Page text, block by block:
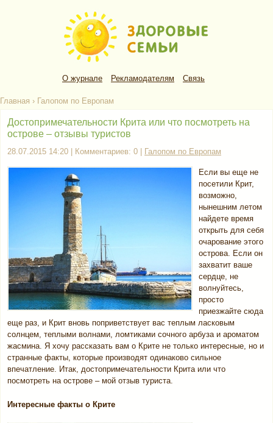
О журнале Рекламодателям Связь
Главная › Галопом по Европам
Достопримечательности Крита или что посмотреть на
острове – отзывы туристов
28.07.2015 14:20 | Комментариев: 0 | Галопом по Европам
Если вы еще не
посетили Крит,
возможно,
нынешним летом
найдете время
открыть для себя
очарование этого
острова. Если он
захватит ваше
сердце, не
волнуйтесь,
просто
приезжайте сюда
еще раз, и Крит вновь поприветствует вас теплым ласковым
солнцем, теплыми волнами, ломтиками сочного арбуза и ароматом
жасмина. Я хочу рассказать вам о Крите не только интересные, но и
странные факты, которые производят одинаково сильное
впечатление. Итак, достопримечательности Крита или что
посмотреть на острове – мой отзыв туриста.
Интересные факты о Крите